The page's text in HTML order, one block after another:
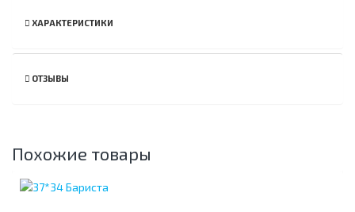
ХАРАКТЕРИСТИКИ
ОТЗЫВЫ
Похожие товары